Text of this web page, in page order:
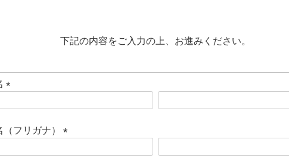
下記の内容をご入力の上、お進みください。
須
（フリガナ）